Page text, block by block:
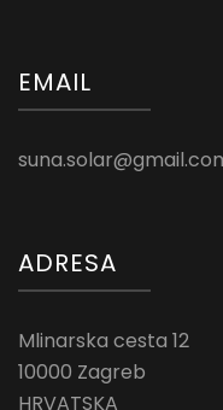
EMAIL
ADRESA
Mlinarska cesta 12
10000 Zagreb
HRVATSKA